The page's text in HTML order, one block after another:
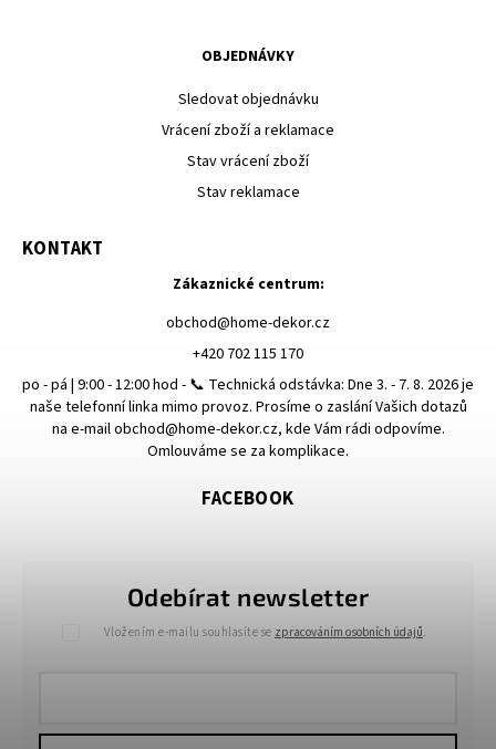
OBJEDNÁVKY
Sledovat objednávku
Vrácení zboží a reklamace
Stav vrácení zboží
Stav reklamace
Odebírat newsletter
Vložením e-mailu souhlasíte se zpracováním osobních údajů.
KONTAKT
Zákaznické centrum:
obchod@home-dekor.cz
+420 702 115 170
po - pá | 9:00 - 12:00 hod - 📞 Technická odstávka: Dne 3. - 7. 8. 2026 je
naše telefonní linka mimo provoz. Prosíme o zaslání Vašich dotazů
na e-mail obchod@home-dekor.cz, kde Vám rádi odpovíme.
Omlouváme se za komplikace.
FACEBOOK